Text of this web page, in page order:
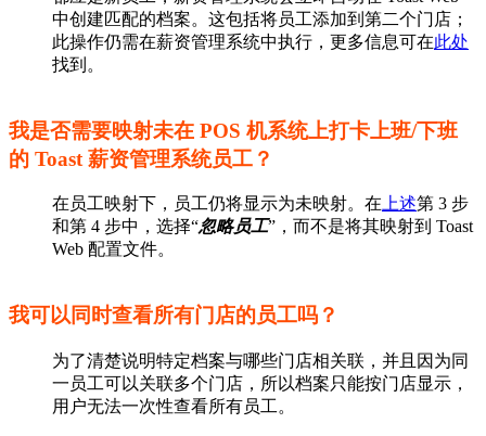
中创建匹配的档案。这包括将员工添加到第二个门店；
此操作仍需在薪资管理系统中执行，更多信息可在此处
找到。
我是否需要映射未在 POS 机系统上打卡上班/下班
的 Toast 薪资管理系统员工？
在员工映射下，员工仍将显示为未映射。在 上述第 3 步
和第 4 步中，选择“忽略员工”，而不是将其映射到 Toast
Web 配置文件。
我可以同时查看所有门店的员工吗？
为了清楚说明特定档案与哪些门店相关联，并且因为同
一员工可以关联多个门店，所以档案只能按门店显示，
用户无法一次性查看所有员工。